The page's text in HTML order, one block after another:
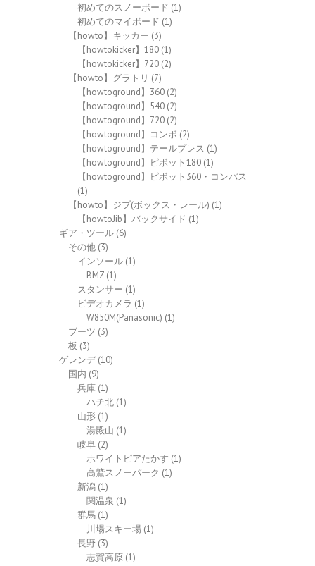
初めてのスノーボード (1)
初めてのマイボード (1)
【howto】キッカー (3)
【howtokicker】180 (1)
【howtokicker】720 (2)
【howto】グラトリ (7)
【howtoground】360 (2)
【howtoground】540 (2)
【howtoground】720 (2)
【howtoground】コンボ (2)
【howtoground】テールプレス (1)
【howtoground】ピボット180 (1)
【howtoground】ピボット360・コンパス
(1)
【howto】ジブ(ボックス・レール) (1)
【howtoJib】バックサイド (1)
ギア・ツール (6)
その他 (3)
インソール (1)
BMZ (1)
スタンサー (1)
ビデオカメラ (1)
W850M(Panasonic) (1)
ブーツ (3)
板 (3)
ゲレンデ(10)
国内 (9)
兵庫 (1)
ハチ北 (1)
山形 (1)
湯殿山 (1)
岐阜 (2)
ホワイトピアたかす (1)
高鷲スノーパーク (1)
新潟 (1)
関温泉 (1)
群馬 (1)
川場スキー場 (1)
長野 (3)
志賀高原 (1)